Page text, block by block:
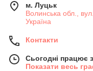
м. Луцьк
Волинська обл.,
Україна
Контакти
Сьогодні працює
Показати весь